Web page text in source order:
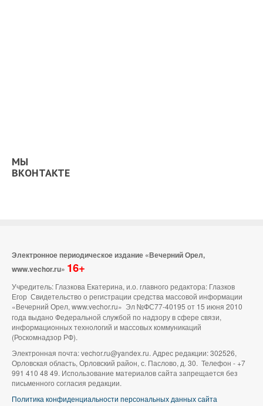
МЫ
ВКОНТАКТЕ
Электронное периодическое издание «Вечерний Орел,
www.vechor.ru» 16+
Учредитель: Глазкова Екатерина, и.о. главного редактора: Глазков
Егор Свидетельство о регистрации средства массовой информации
«Вечерний Орел, www.vechor.ru» Эл №ФС77-40195 от 15 июня 2010
года выдано Федеральной службой по надзору в сфере связи,
информационных технологий и массовых коммуникаций
(Роскомнадзор РФ).
Электронная почта: vechor.ru@yandex.ru. Адрес редакции: 302526,
Орловская область, Орловский район, с. Паслово, д. 30. Телефон - +7
991 410 48 49. Использование материалов сайта запрещается без
письменного согласия редакции.
Политика конфиденциальности персональных данных сайта